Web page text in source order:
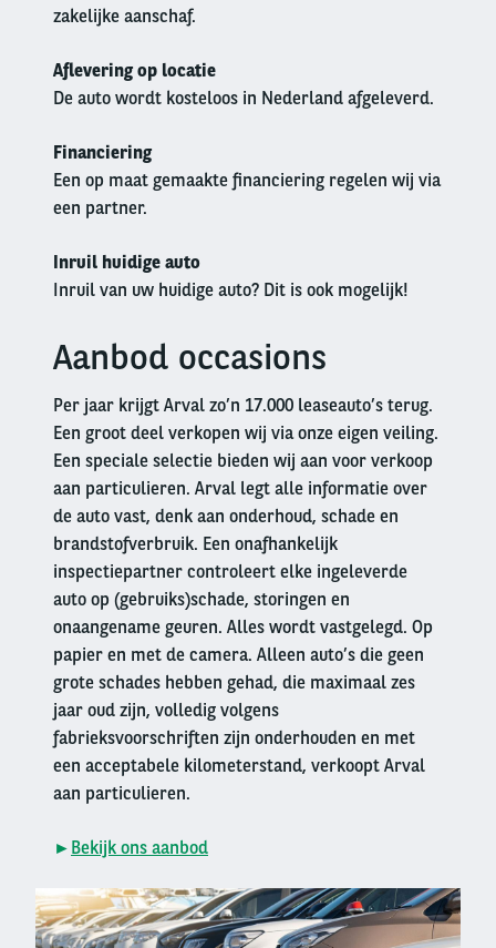
zakelijke aanschaf.
Aflevering op locatie
De auto wordt kosteloos in Nederland afgeleverd.
Financiering
Een op maat gemaakte financiering regelen wij via
een partner.
Inruil huidige auto
Inruil van uw huidige auto? Dit is ook mogelijk!
columnAanbod occasions
Per jaar krijgt Arval zo’n 17.000 leaseauto’s terug.
Een groot deel verkopen wij via onze eigen veiling.
Een speciale selectie bieden wij aan voor verkoop
aan particulieren. Arval legt alle informatie over
de auto vast, denk aan onderhoud, schade en
brandstofverbruik. Een onafhankelijk
inspectiepartner controleert elke ingeleverde
auto op (gebruiks)schade, storingen en
onaangename geuren. Alles wordt vastgelegd. Op
papier en met de camera. Alleen auto’s die geen
grote schades hebben gehad, die maximaal zes
jaar oud zijn, volledig volgens
fabrieksvoorschriften zijn onderhouden en met
een acceptabele kilometerstand, verkoopt Arval
aan particulieren.
► Bekijk ons aanbod
Right
column